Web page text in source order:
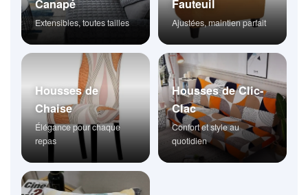
Canapé
Extensibles, toutes tailles
Fauteuil
Ajustées, maintien parfait
Housses de
Chaise
Élégance pour chaque
repas
Housses de Clic-
Clac
Confort et style au
quotidien